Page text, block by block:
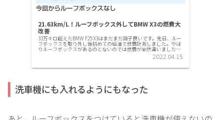
21.63km/L！ルーフボックス外してBMW X3の燃費大
改善
33万キロ超えたBMW F25 X3はまだまだ調子良いです。先日、ルー
フボックスを取り外し後初めての給油で燃費計測しました。やは
りルーフボックスがあるのとないのでは燃費が全然違いました。
昨年も同様の検証してわかってはいましたが改めて実感しま...
2022.04.15
洗車機にも入れるようにもなった